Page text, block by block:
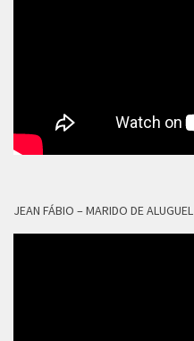
JEAN FÁBIO – MARIDO DE ALUGUEL